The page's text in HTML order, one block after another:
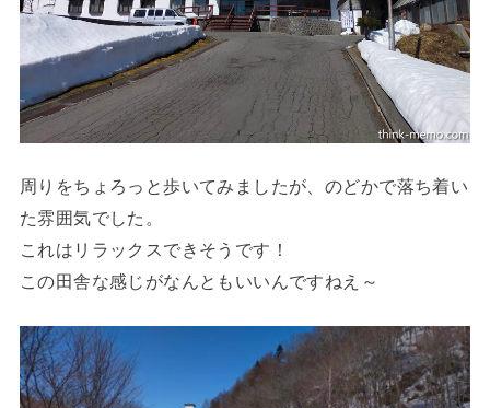
周りをちょろっと歩いてみましたが、のどかで落ち着い
た雰囲気でした。
これはリラックスできそうです！
この田舎な感じがなんともいいんですねえ～